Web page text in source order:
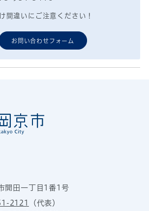
間違いにご注意ください！
お問い合わせフォーム
開田一丁目1番1号
2121
（代表）